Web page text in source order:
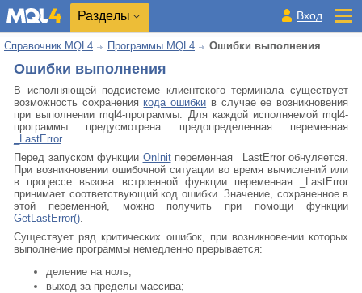
Разделы Вход
Справочник MQL4 Программы MQL4 Ошибки выполнения
Ошибки выполнения
В исполняющей подсистеме клиентского терминала существует
возможность сохранениякода ошибки в случае ее возникновения
при выполнении mql4-программы. Для каждой исполняемой mql4-
программы предусмотрена предопределенная переменная
_LastError.
Перед запуском функции OnInitпеременная _LastError обнуляется.
При возникновении ошибочной ситуации во время вычислений или
в процессе вызова встроенной функции переменная _LastError
принимает соответствующий код ошибки. Значение, сохраненное в
этой переменной, можно получить при помощи функции
GetLastError().
Существует ряд критических ошибок, при возникновении которых
выполнение программы немедленно прерывается:
деление на ноль;
выход за пределы массива;